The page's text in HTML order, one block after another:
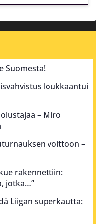
Suomesta!
loukkaantui
– Miro
voittoon –
rakennettiin:
jotka…”
Liigan superkautta: